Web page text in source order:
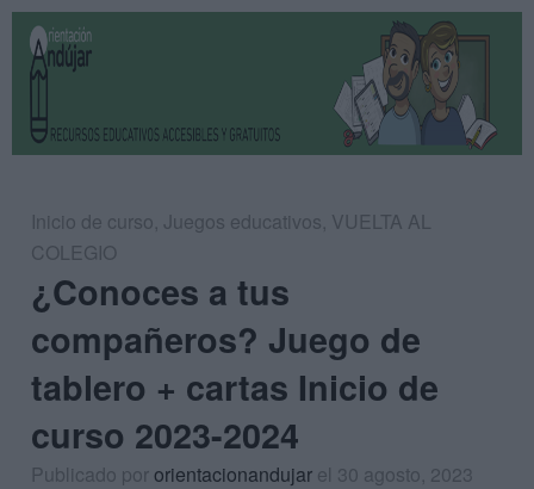
Inicio de curso, Juegos educativos, VUELTA AL
COLEGIO
¿Conoces a tus
compañeros? Juego de
tablero + cartas Inicio de
curso 2023-2024
Publicado pororientacionandujar el 30 agosto, 2023